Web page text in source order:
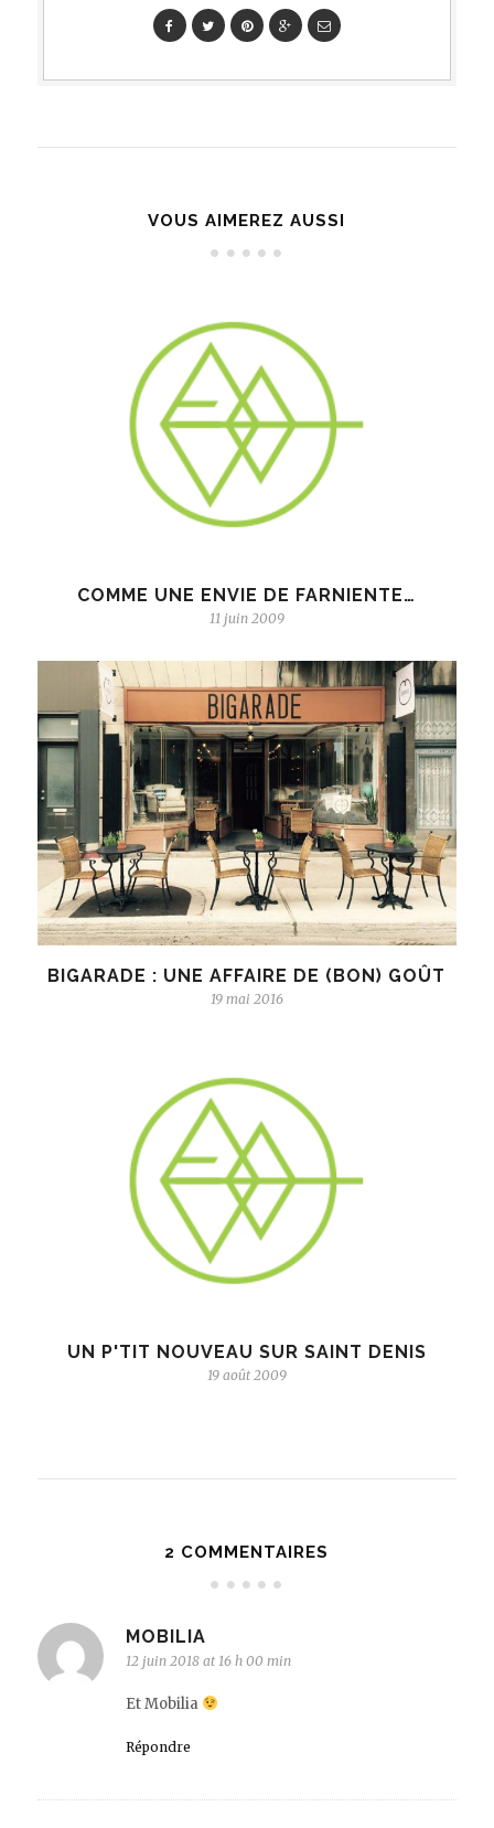
VOUS AIMEREZ AUSSI
COMME UNE ENVIE DE FARNIENTE…
11 juin 2009
BIGARADE : UNE AFFAIRE DE (BON) GOÛT
19 mai 2016
UN P'TIT NOUVEAU SUR SAINT DENIS
19 août 2009
2 COMMENTAIRES
MOBILIA
12 juin 2018 at 16 h 00 min
Et Mobilia
Répondre